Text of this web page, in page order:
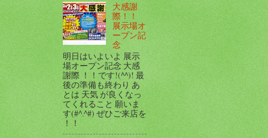
大感謝
際！！
展示場オ
ープン記
念
明日はいよいよ 展示
場オープン記念 大感
謝際 ！！です!(^^)! 最
後の準備も終わり あ
とは 天気 が良くなっ
てくれること 願いま
す(#^.^#) ぜひご来店を
！！